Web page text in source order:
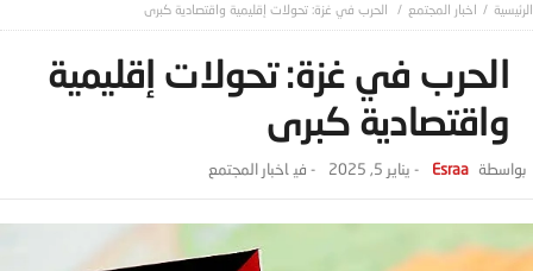
اخبار المجتمع الحرب في غزة: تحولات إقليمية واقتصادية كبرى
الحرب في غزة: تحولات إقليمية
واقتصادية كبرى
Esraa
- يناير 5, 2025 - ‎في اخبار المجتمع